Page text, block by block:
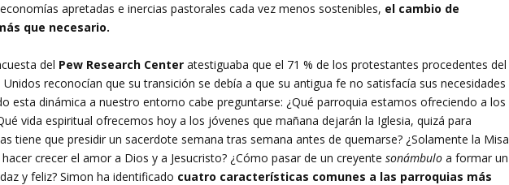
apretadas e inercias pastorales cada vez menos sostenibles, el cambio de
que necesario.
del Pew Research Centeratestiguaba que el 71 % de los protestantes procedentes del
reconocían que su transición se debía a que su antigua fe no satisfacía sus necesidades
esta dinámica a nuestro entorno cabe preguntarse: ¿Qué parroquia estamos ofreciendo a los
vida espiritual ofrecemos hoy a los jóvenes que mañana dejarán la Iglesia, quizá para
tiene que presidir un sacerdote semana tras semana antes de quemarse? ¿Solamente la Misa
crecer el amor a Dios y a Jesucristo? ¿Cómo pasar de un creyentesonámbulo a formar un
y feliz? Simon ha identificado cuatro características comunes a las parroquias más